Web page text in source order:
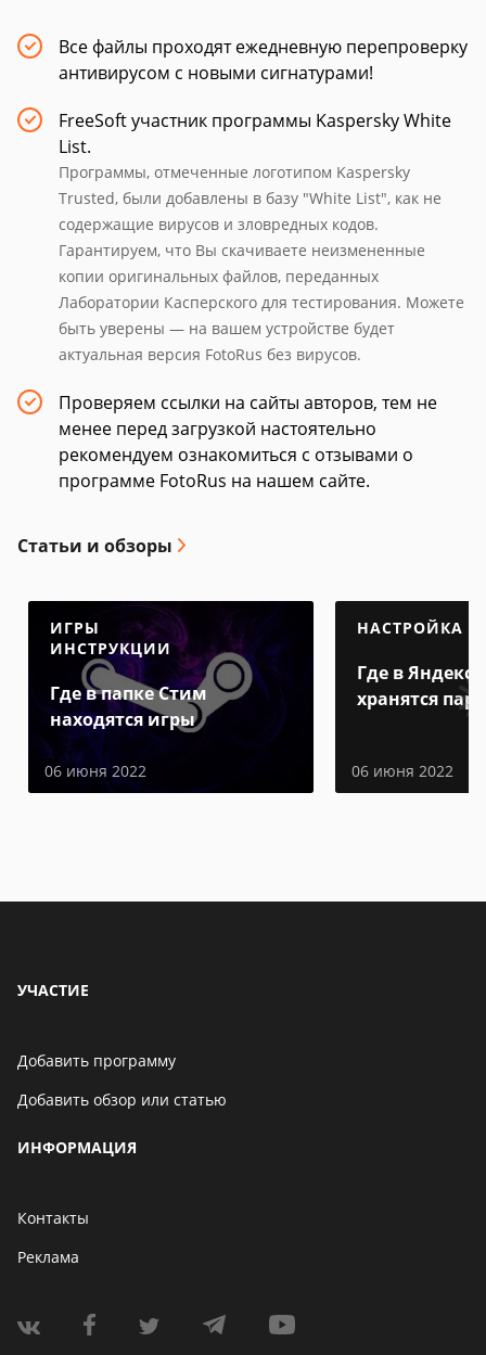
Все файлы проходят ежедневную перепроверку
антивирусом с новыми сигнатурами!
FreeSoft участник программы Kaspersky White
List.
Программы, отмеченные логотипом Kaspersky
Trusted, были добавлены в базу "White List", как не
содержащие вирусов и зловредных кодов.
Гарантируем, что Вы скачиваете неизмененные
копии оригинальных файлов, переданных
Лаборатории Касперского для тестирования. Можете
быть уверены — на вашем устройстве будет
актуальная версия FotoRus без вирусов.
Проверяем ссылки на сайты авторов, тем не
менее перед загрузкой настоятельно
рекомендуем ознакомиться с отзывами о
программе FotoRus на нашем сайте.
Статьи и обзоры
ИГРЫ
ИНСТРУКЦИИ
Где в папке Стим
находятся игры
06 июня 2022
НАСТРОЙКА
Где в Яндекс
хранятся
06 июня 2022
УЧАСТИЕ
Добавить программу
Добавить обзор или статью
ИНФОРМАЦИЯ
Контакты
Реклама